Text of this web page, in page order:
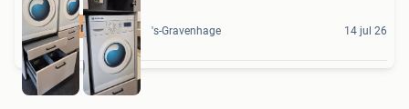
Showroomkorting 's-Gravenhage 14 jul 26